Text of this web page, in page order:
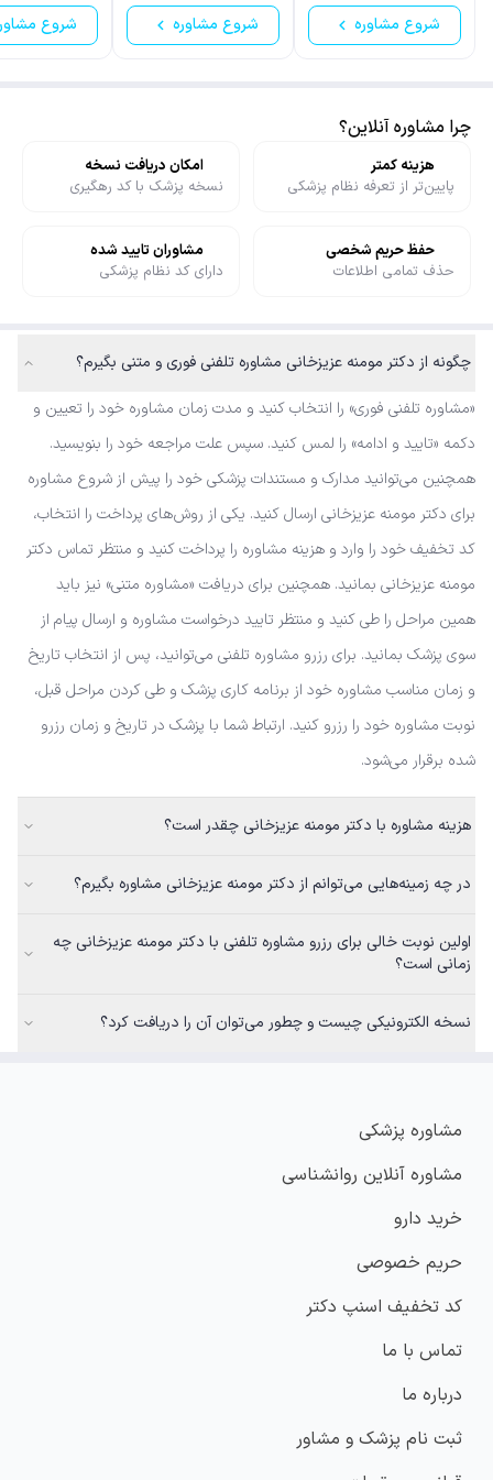
شروع مشاوره شروع مشاوره شروع
چرا مشاوره آنلاین؟
هزینه کمتر
پایین‌تر از تعرفه نظام پزشکی
امکان دریافت نسخه
نسخه پزشک با کد رهگیری
حفظ حریم شخصی
حذف تمامی اطلاعات
مشاوران تایید شده
دارای کد نظام پزشکی
چگونه از دکتر مومنه عزیزخانی مشاوره تلفنی فوری و متنی بگیرم؟
«مشاوره تلفنی فوری» را انتخاب کنید و مدت زمان مشاوره خود را تعیین و
دکمه «تایید و ادامه» را لمس کنید. سپس علت مراجعه خود را بنویسید.
همچنین می‌توانید مدارک و مستندات پزشکی خود را پیش از شروع مشاوره
برای دکتر مومنه عزیزخانی ارسال کنید. یکی از روش‌های پرداخت را انتخاب،
کد تخفیف خود را وارد و هزینه مشاوره را پرداخت کنید و منتظر تماس دکتر
مومنه عزیزخانی بمانید. همچنین برای دریافت «مشاوره متنی» نیز باید
همین مراحل را طی کنید و منتظر تایید درخواست مشاوره و ارسال پیام از
سوی پزشک بمانید. برای رزرو مشاوره تلفنی می‌توانید، پس از انتخاب تاریخ
و زمان مناسب مشاوره خود از برنامه کاری پزشک و طی کردن مراحل قبل،
نوبت مشاوره خود را رزرو کنید. ارتباط شما با پزشک در تاریخ و زمان رزرو
شده برقرار می‌شود.
هزینه مشاوره با دکتر مومنه عزیزخانی چقدر است؟
در چه زمینه‌هایی می‌توانم از دکتر مومنه عزیزخانی مشاوره بگیرم؟
اولین نوبت خالی برای رزرو مشاوره تلفنی با دکتر مومنه عزیزخانی چه
زمانی است؟
نسخه الکترونیکی چیست و چطور می‌توان آن را دریافت کرد؟
مشاوره پزشکی
مشاوره آنلاین روانشناسی
خرید دارو
حریم خصوصی
کد تخفیف اسنپ دکتر
تماس با ما
درباره ما
ثبت نام پزشک و مشاور